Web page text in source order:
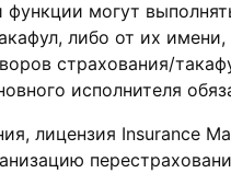
функции могут
либо от их имени,
страхования/
исполнителя
лицензия Insurance